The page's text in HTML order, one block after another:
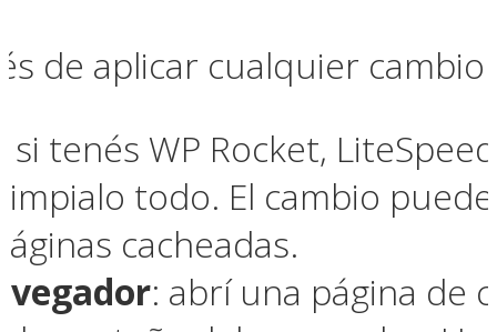
de aplicar cualquier cambio:
si tenés WP Rocket,
todo. El cambio
cacheadas.
: abrí una página de